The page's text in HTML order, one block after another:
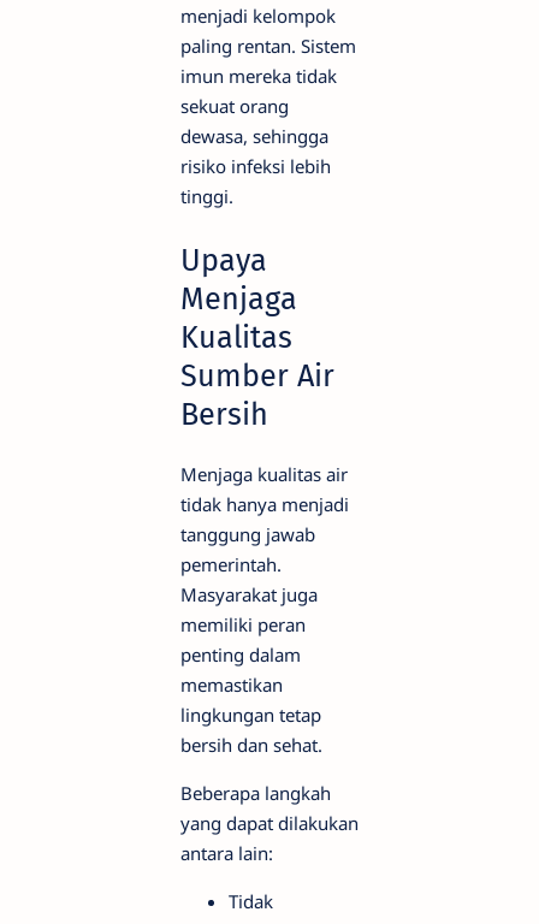
menjadi kelompok
paling rentan. Sistem
imun mereka tidak
sekuat orang
dewasa, sehingga
risiko infeksi lebih
tinggi.
Upaya
Menjaga
Kualitas
Sumber Air
Bersih
Menjaga kualitas air
tidak hanya menjadi
tanggung jawab
pemerintah.
Masyarakat juga
memiliki peran
penting dalam
memastikan
lingkungan tetap
bersih dan sehat.
Beberapa langkah
yang dapat dilakukan
antara lain:
Tidak